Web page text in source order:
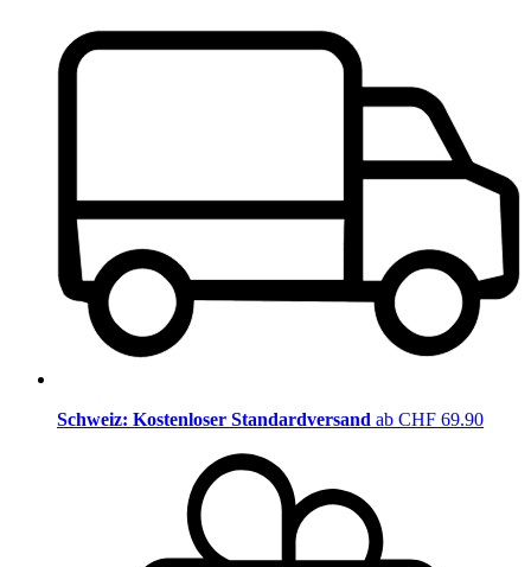
Schweiz: Kostenloser Standardversand ab CHF 69.90